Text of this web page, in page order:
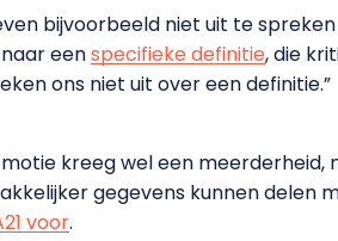
bijvoorbeeld niet uit te
eenspecifieke definitie, die
ons niet uit over een definitie.”
kreeg wel een
gegevens kunnen delen
voor.